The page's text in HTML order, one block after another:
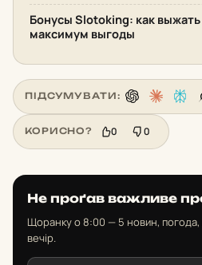
Бонусы Slotoking: как выжать
максимум выгоды
ПІДСУМУВАТИ:
КОРИСНО? 0 0
Не проґав важливе
Щоранку о 8:00 — 5 новин, погода,
вечір.